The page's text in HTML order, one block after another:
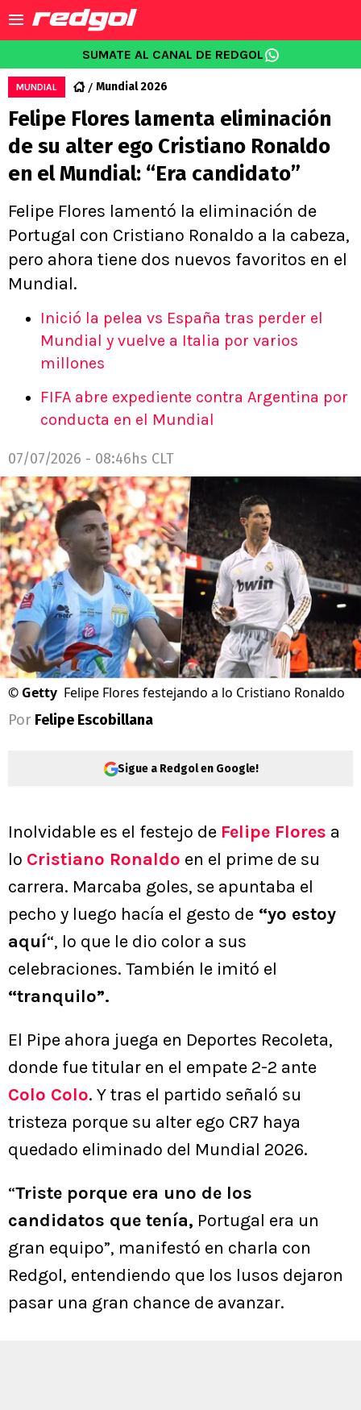
SUMATE AL CANAL DE REDGOL
MUNDIAL Mundial 2026
Felipe Flores lamenta eliminación
de su alter ego Cristiano Ronaldo
en el Mundial: “Era candidato”
Felipe Flores lamentó la eliminación de
Portugal con Cristiano Ronaldo a la cabeza,
pero ahora tiene dos nuevos favoritos en el
Mundial.
Inició la pelea vs España tras perder el
Mundial y vuelve a Italia por varios
millones
FIFA abre expediente contra Argentina por
conducta en el Mundial
07/07/2026 - 08:46hs CLT
© Getty Felipe Flores festejando a lo Cristiano Ronaldo
Por Felipe Escobillana
Sigue a Redgol en Google!
Inolvidable es el festejo de Felipe Flores a
lo Cristiano Ronaldo en el prime de su
carrera. Marcaba goles, se apuntaba el
pecho y luego hacía el gesto de “yo estoy
aquí“, lo que le dio color a sus
celebraciones. También le imitó el
“tranquilo”.
El Pipe ahora juega en Deportes Recoleta,
donde fue titular en el empate 2-2 ante
Colo Colo. Y tras el partido señaló su
tristeza porque su alter ego CR7 haya
quedado eliminado del Mundial 2026.
“Triste porque era uno de los
candidatos que tenía, Portugal era un
gran equipo”, manifestó en charla con
Redgol, entendiendo que los lusos dejaron
pasar una gran chance de avanzar.